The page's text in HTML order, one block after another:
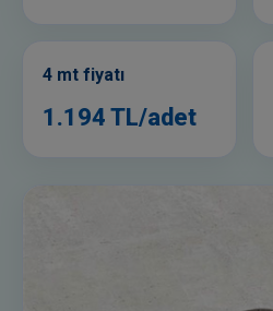
4 mt fiyatı
1.194 TL/adet